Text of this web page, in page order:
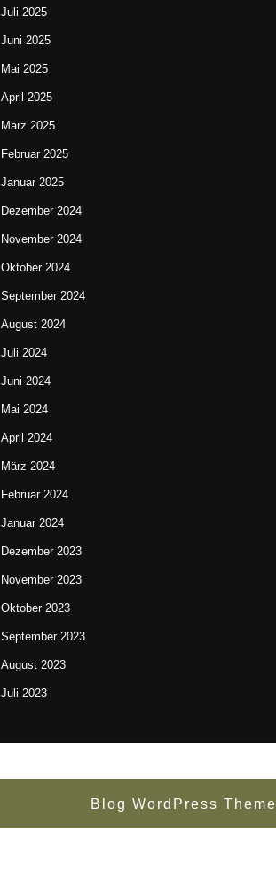
Juli 2025
Juni 2025
Mai 2025
April 2025
März 2025
Februar 2025
Januar 2025
Dezember 2024
November 2024
Oktober 2024
September 2024
August 2024
Juli 2024
Juni 2024
Mai 2024
April 2024
März 2024
Februar 2024
Januar 2024
Dezember 2023
November 2023
Oktober 2023
September 2023
August 2023
Juli 2023
Blog WordPress Theme